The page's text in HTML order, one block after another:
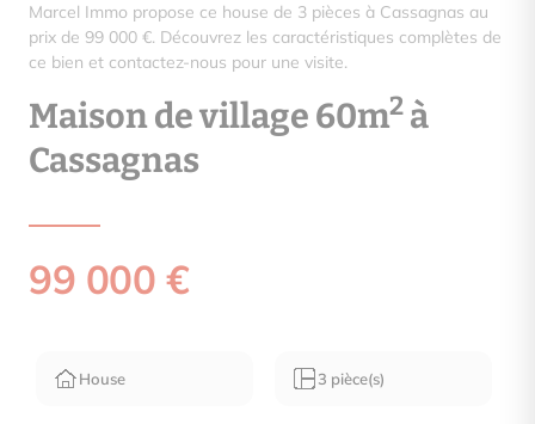
Marcel Immo propose ce house de 3 pièces à Cassagnas au
prix de 99 000 €. Découvrez les caractéristiques complètes de
ce bien et contactez-nous pour une visite.
Maison de village 60m2 à
Cassagnas
99 000 €
House 3 pièce(s)